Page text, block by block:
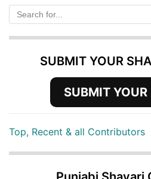
SUBMIT YOUR
SUBMIT YOUR
Top, Recent & all Contributors